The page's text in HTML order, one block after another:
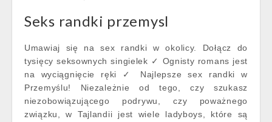
Seks randki przemysl
Umawiaj się na sex randki w okolicy. Dołącz do
tysięcy seksownych singielek ✓ Ognisty romans jest
na wyciągnięcie ręki ✓ Najlepsze sex randki w
Przemyślu! Niezależnie od tego, czy szukasz
niezobowiązującego podrywu, czy poważnego
związku, w Tajlandii jest wiele ladyboys, które są